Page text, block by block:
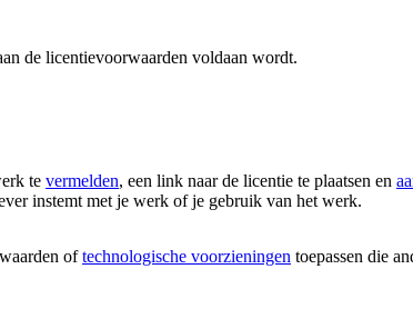
de licentievoorwaarden voldaan wordt.
te vermelden, een link naar de licentie te plaatsen en
instemt met je werk of je gebruik van het werk.
oftechnologische voorzieningen toepassen die